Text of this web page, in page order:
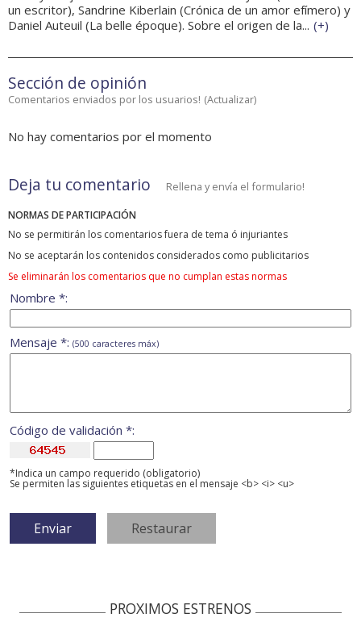
un escritor), Sandrine Kiberlain (Crónica de un amor efímero) y
Daniel Auteuil (La belle époque). Sobre el origen de la... (+)
Sección de opinión
Comentarios enviados por los usuarios! (Actualizar)
No hay comentarios por el momento
Deja tu comentario Rellena y envía el formulario!
NORMAS DE PARTICIPACIÓN
No se permitirán los comentarios fuera de tema ó injuriantes
No se aceptarán los contenidos considerados como publicitarios
Se eliminarán los comentarios que no cumplan estas normas
Nombre *:
Mensaje *: (500 caracteres máx)
Código de validación *:
*Indica un campo requerido (obligatorio)
Se permiten las siguientes etiquetas en el mensaje <b> <i> <u>
PROXIMOS ESTRENOS